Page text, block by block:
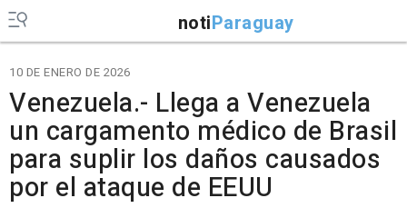
notiParaguay
10 DE ENERO DE 2026
Venezuela.- Llega a Venezuela
un cargamento médico de Brasil
para suplir los daños causados
por el ataque de EEUU